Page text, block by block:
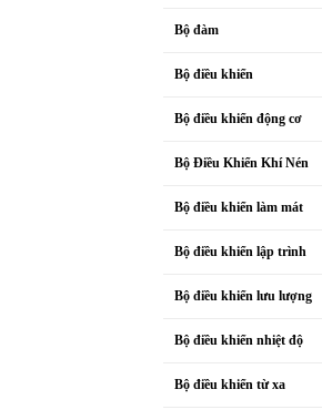
Bộ đàm
Bộ điều khiển
Bộ điều khiển động cơ
Bộ Điều Khiển Khí Nén
Bộ điều khiển làm mát
Bộ điều khiển lập trình
Bộ điều khiển lưu lượng
Bộ điều khiển nhiệt độ
Bộ điều khiển từ xa